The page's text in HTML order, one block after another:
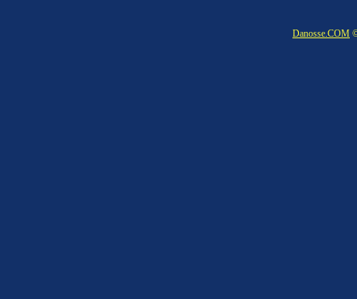
Danosse.COM